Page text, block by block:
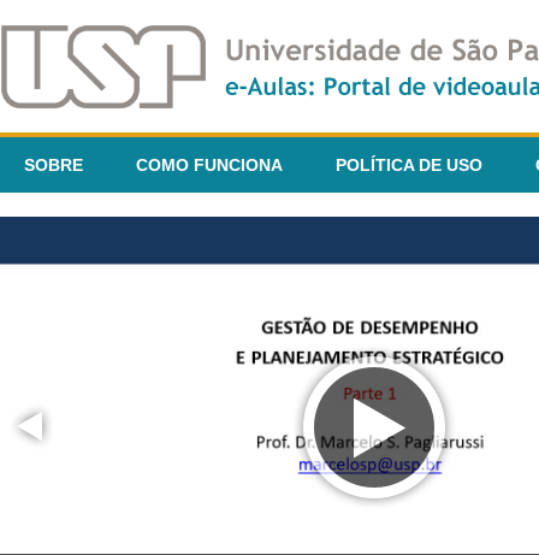
SOBRE COMO FUNCIONA POLÍTICA DE USO